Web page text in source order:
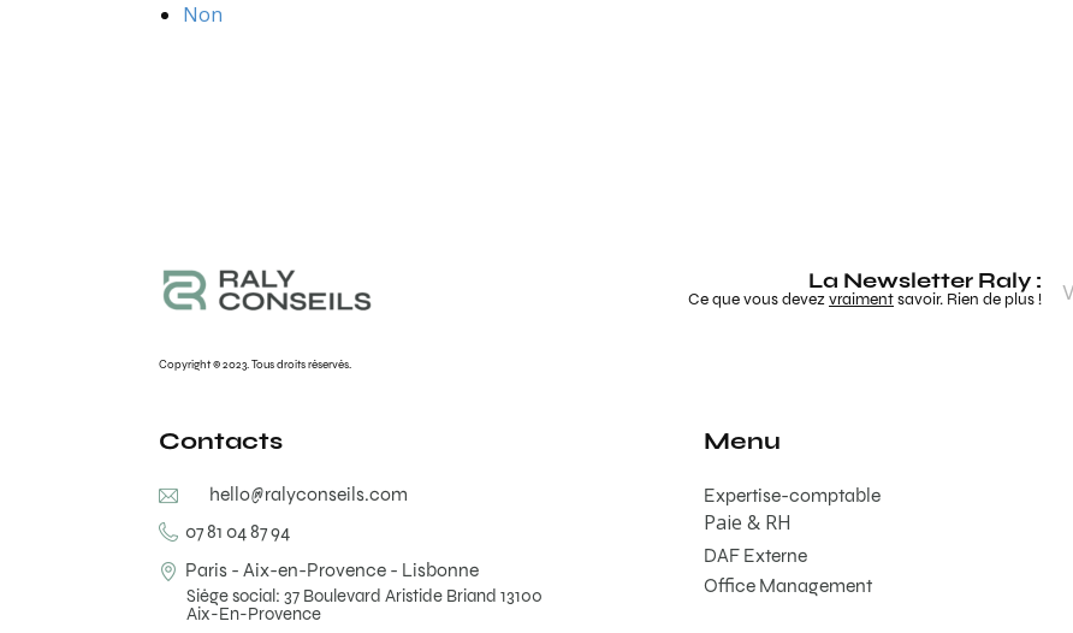
Non
La Newsletter Raly :
Ce que vous devezvraimentsavoir. Rien de plus !
Copyright © 2023. Tous droits réservés.
Contacts
hello@ralyconseils.com
07 81 04 87 94
Paris - Aix-en-Provence - Lisbonne
Siège social: 37 Boulevard Aristide Briand 13100
Aix-En-Provence
Menu
Expertise-comptable
DAF Externe
Office Management
Paie & RH